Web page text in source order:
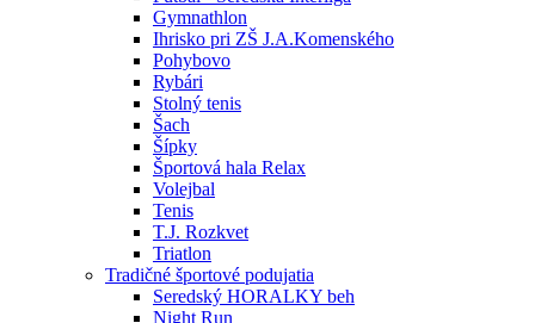
Gymnathlon
Ihrisko pri ZŠ J.A.Komenského
Pohybovo
Rybári
Stolný tenis
Šach
Šípky
Športová hala Relax
Volejbal
Tenis
T.J. Rozkvet
Triatlon
Tradičné športové podujatia
Seredský HORALKY beh
Night Run